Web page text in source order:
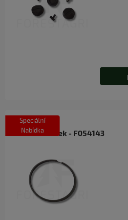
Pístní kroužek - F054143
Speciální
Nabídka